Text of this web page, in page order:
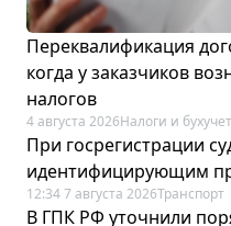
Переквалификация
когда у заказчиков
налогов
4 августа 2026Налоги и бухучет
При госрегистрации
идентифицирующим
12:34 7 августа 2026Транспорт
В ГПК РФ уточнили